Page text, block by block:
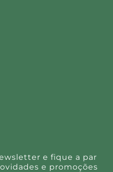
e fique a par
e promoções